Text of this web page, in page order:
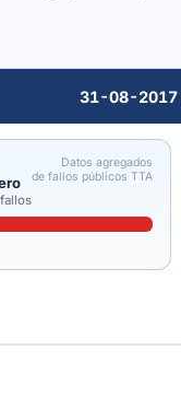
31-08-2017
Datos agregados
de fallos públicos TTA